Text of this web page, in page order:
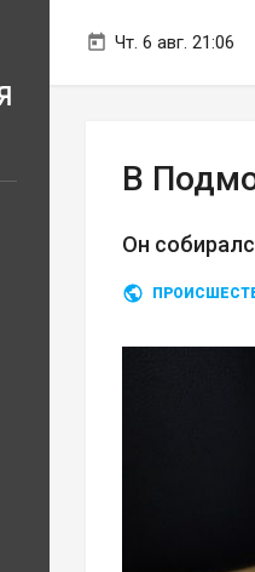
Чт. 6 авг. 21:06
В
Он